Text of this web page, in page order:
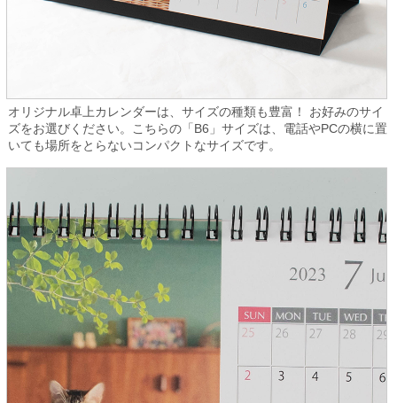
オリジナル卓上カレンダーは、サイズの種類も豊富！ お好みのサイ
ズをお選びください。こちらの「B6」サイズは、電話やPCの横に置
いても場所をとらないコンパクトなサイズです。